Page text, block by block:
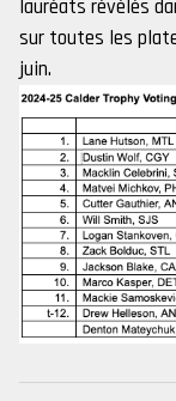
lauréats révélés
sur toutes les
juin.